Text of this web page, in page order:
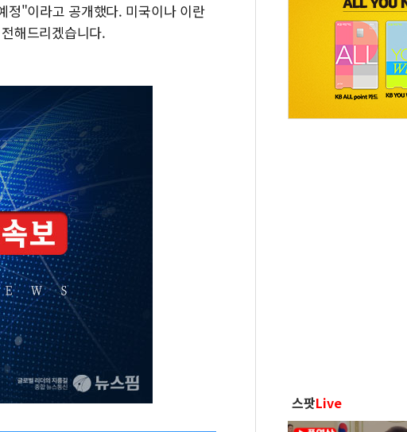
정"이라고 공개했다. 미국이나 이란
해드리겠습니다.
스팟Live